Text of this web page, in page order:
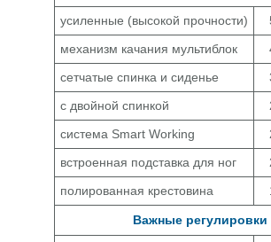
усиленные (высокой прочности)
механизм качания мультиблок
сетчатые спинка и сиденье
с двойной спинкой
система Smart Working
встроенная подставка для ног
полированная крестовина
Важные регулировки